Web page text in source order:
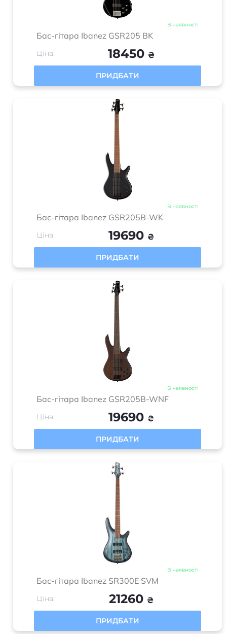
В наявності
Бас-гітара Ibanez GSR205 BK
Ціна: 18450 ₴
ПРИДБАТИ
В наявності
Бас-гітара Ibanez GSR205B-WK
Ціна: 19690 ₴
ПРИДБАТИ
В наявності
Бас-гітара Ibanez GSR205B-WNF
Ціна: 19690 ₴
ПРИДБАТИ
В наявності
Бас-гітара Ibanez SR300E SVM
Ціна: 21260 ₴
ПРИДБАТИ